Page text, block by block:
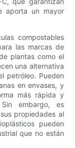
aporta un mayor
compostables
las marcas de
plantas como el
una alternativa
petróleo. Pueden
en envases, y
más rápida y
embargo, es
propiedades al
pueden
que no están